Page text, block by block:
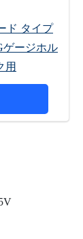
ド タイプ
ゲージホル
用